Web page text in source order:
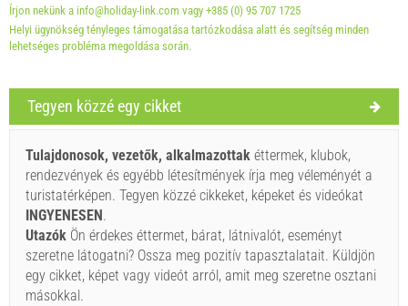
kedvenc: 12 EUR (per_night - által _unit)
Szállító feltételei
Ha nem szeretné lefoglalni azonnal további kérdése van,
kérjük, töltse ki őket, majd kattintson a „Érdeklődés
küldése”.
Írjon nekünk a info@holiday-link.com vagy +385 (0) 95 707 1725
Helyi ügynökség tényleges támogatása tartózkodása alatt és segítség minden
lehetséges probléma megoldása során.
Tegyen közzé egy cikket
Tulajdonosok, vezetők, alkalmazottak éttermek, klubok,
rendezvények és egyébb létesítmények írja meg véleményét a
turistatérképen. Tegyen közzé cikkeket, képeket és videókat
INGYENESEN.
Utazók Ön érdekes éttermet, bárat, látnivalót, eseményt
szeretne látogatni? Ossza meg pozitív tapasztalatait. Küldjön
egy cikket, képet vagy videót arról, amit meg szeretne osztani
másokkal.